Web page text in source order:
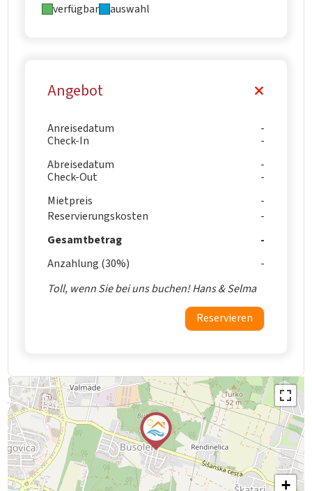
verfügbar auswahl
Angebot
Anreisedatum
Check-In
Abreisedatum
Check-Out
Mietpreis
Reservierungskosten
Gesamtbetrag
Anzahlung (30%)
Toll, wenn Sie bei uns buchen! Hans & Selma
Reservieren
+